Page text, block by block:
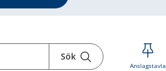
Sök
Anslagstavla